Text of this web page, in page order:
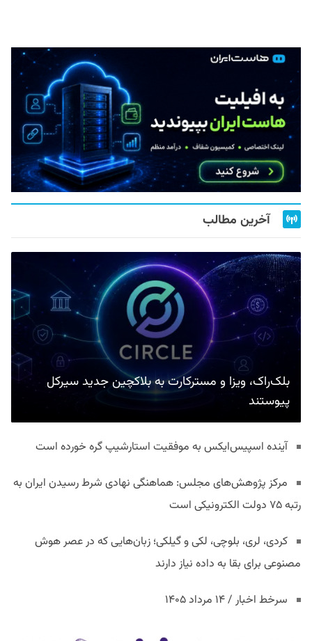
آخرین مطالب
بلک‌راک، ویزا و مسترکارت به بلاکچین جدید سیرکل
پیوستند
آینده اسپیس‌ایکس به موفقیت استارشیپ گره خورده است
مرکز پژوهش‌های مجلس: هماهنگی نهادی شرط رسیدن ایران به
رتبه ۷۵ دولت الکترونیکی است
کردی، لری، بلوچی، لکی و گیلکی؛ زبان‌هایی که در عصر هوش
مصنوعی برای بقا به داده نیاز دارند
سرخط اخبار / ۱۴ مرداد ۱۴۰۵